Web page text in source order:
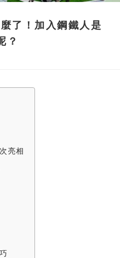
了！加入鋼鐵人是
？
亮相